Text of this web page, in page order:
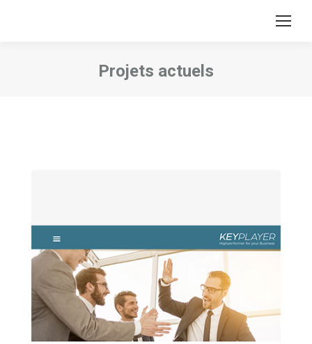
Projets actuels